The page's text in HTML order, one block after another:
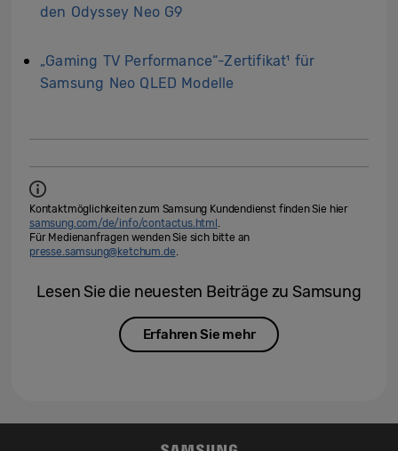
den Odyssey Neo G9
„Gaming TV Performance“-Zertifikat¹ für
Samsung Neo QLED Modelle
Kontaktmöglichkeiten zum Samsung Kundendienst finden Sie hier
samsung.com/de/info/contactus.html .
Für Medienanfragen wenden Sie sich bitte an
presse.samsung@ketchum.de.
Lesen Sie die neuesten Beiträge zu Samsung
Erfahren Sie mehr